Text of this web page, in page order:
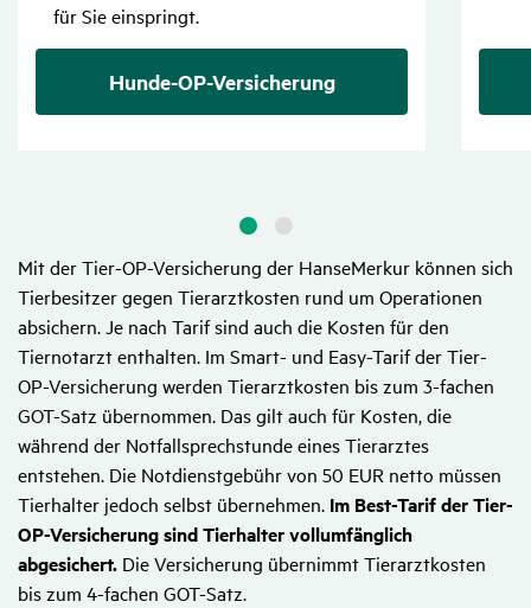
für Sie einspringt.
Hunde-OP-Versicherung
Mit der Tier-OP-Versicherung der HanseMerkur können sich
Tierbesitzer gegen Tierarztkosten rund um Operationen
absichern. Je nach Tarif sind auch die Kosten für den
Tiernotarzt enthalten. Im Smart- und Easy-Tarif der Tier-
OP-Versicherung werden Tierarztkosten bis zum 3-fachen
GOT-Satz übernommen. Das gilt auch für Kosten, die
während der Notfallsprechstunde eines Tierarztes
entstehen. Die Notdienstgebühr von 50 EUR netto müssen
Tierhalter jedoch selbst übernehmen. Im Best-Tarif der Tier-
OP-Versicherung sind Tierhalter vollumfänglich
abgesichert. Die Versicherung übernimmt Tierarztkosten
bis zum 4-fachen GOT-Satz.